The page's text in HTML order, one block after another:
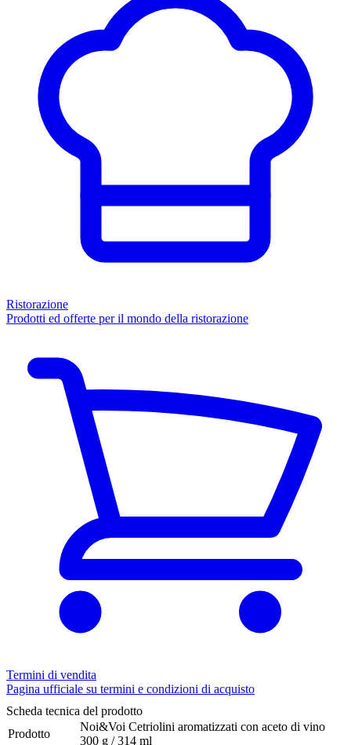
Ristorazione
Prodotti ed offerte per il mondo della ristorazione
Termini di vendita
Pagina ufficiale su termini e condizioni di acquisto
Scheda tecnica del prodotto
Prodotto
Noi&Voi Cetriolini aromatizzati con aceto di vino
300 g / 314 ml